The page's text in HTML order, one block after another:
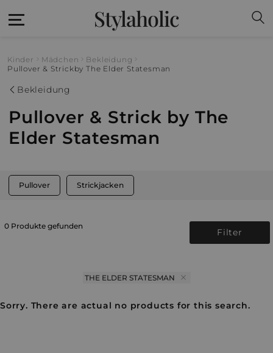
Stylaholic
Kinder Mädchen
Bekleidung
Pullover & Strickby The Elder Statesman
Bekleidung
Pullover & Strick by The
Elder Statesman
Pullover Strickjacken
0 Produkte gefunden
Filter
THE ELDER STATESMAN
Sorry. There are actual no products for this search.